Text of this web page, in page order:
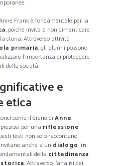
Frank è fondamentale per la
, poiché invita a non dimenticare
storia. Attraverso attività
primaria, gli alunni possono
l’importanza di proteggere
della società.
e
etica
come il diario di Anne
per una riflessione
testi non solo raccontano
anche a un dialogo in
della cittadinanza
. Attraverso l’analisi dei